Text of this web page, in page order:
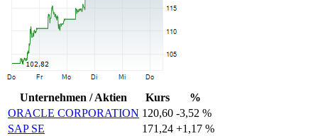
Unternehmen / Aktien Kurs
%
ORACLE CORPORATION 120,60 -3,52 %
SAP SE
171,24 +1,17 %